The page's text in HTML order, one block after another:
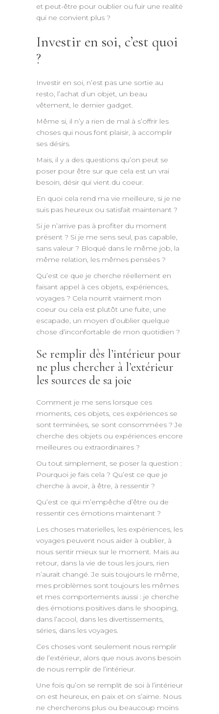
et peut-être pour oublier ou fuir une realité
qui ne convient plus ?
Investir en soi, c’est quoi
?
Investir en soi, n’est pas une sortie au
resto, l’achat d’un objet, un beau
vêtement, le dernier gadget.
Même si, il n’y a rien de mal à s’offrir les
choses qui nous font plaisir, à accomplir
ses désirs.
Mais, il y a des questions qu’on peut se
poser pour être sur que cela est un vrai
besoin, désir qui vient du coeur.
En quoi cela rend ma vie meilleure, si je ne
suis pas heureux ou satisfait maintenant ?
Si je n’arrive pas à profiter du moment
présent ? Si je me sens seul, pas capable,
sans valeur ? Bloqué dans le même job, la
même relation, les mêmes pensées ?
Qu’est ce que je cherche réellement en
faisant appel à ces objets, expériences,
voyages ? Cela nourrit vraiment mon
coeur ou cela est plutôt une fuite, une
escapade, un moyen d’oublier quelque
chose d’inconfortable de mon quotidien ?
Se remplir dès l’intérieur pour
ne plus chercher à l’extérieur
les sources de sa joie
Comment je me sens lorsque ces
moments, ces objets, ces expériences se
sont terminées, se sont consommées ? Je
cherche des objets ou expériences encore
meilleures ou extraordinaires ?
Ou tout simplement, se poser la question :
Pourquoi je fais cela ? Qu’est ce que je
cherche à avoir, à être, à ressentir ?
Qu’est ce qui m’empêche d’être ou de
ressentir ces émotions maintenant ?
Les choses materielles, les expériences, les
voyages peuvent nous aider à oublier, à
nous sentir mieux sur le moment. Mais au
retour, dans la vie de tous les jours, rien
n’aurait changé. Je suis toujours le même,
mes problèmes sont toujours les mêmes
et mes comportements aussi : je cherche
des émotions positives dans le shooping,
dans l’acool, dans les divertissements,
séries, dans les voyages.
Ces choses vont seulement nous remplir
de l’extérieur, alors que nous avons besoin
de nous remplir de l’intérieur.
Une fois qu’on se remplit de soi à l’intérieur
on est heureux, en paix et on s’aime. Nous
ne chercherons plus ou beaucoup moins